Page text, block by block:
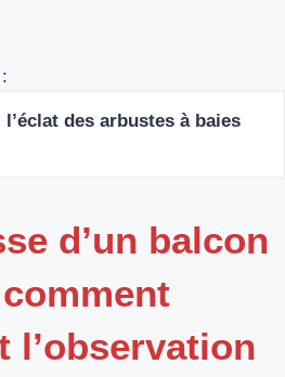
des arbustes à baies
d’un balcon
l’observation